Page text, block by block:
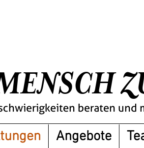
beraten und
Angebote